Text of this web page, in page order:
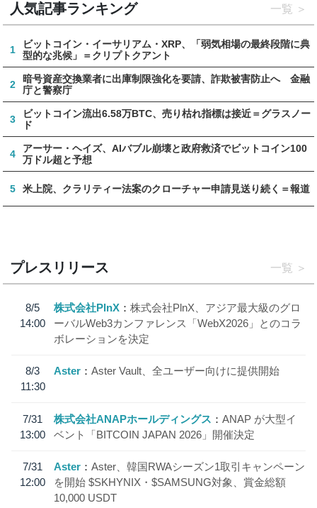
人気記事ランキング 一覧
1
ビットコイン・イーサリアム・XRP、「弱気相場の最終段階に典
型的な兆候」＝クリプトクアント
2
暗号資産交換業者に出庫制限強化を要請、詐欺被害防止へ 金融
庁と警察庁
3
ビットコイン流出6.58万BTC、売り枯れ指標は接近＝グラスノー
ド
4
アーサー・ヘイズ、AIバブル崩壊と政府救済でビットコイン100
万ドル超と予想
5 米上院、クラリティー法案のクローチャー申請見送り続く＝報道
プレスリリース 一覧
8/5
14:00
株式会社PlnX
株式会社PlnX、アジア最大級のグロ
ーバルWeb3カンファレンス「WebX2026」とのコラ
ボレーションを決定
8/3
11:30
Aster Aster Vault、全ユーザー向けに提供開始
7/31
13:00
株式会社ANAPホールディングス
ANAP が大型イ
ベント「BITCOIN JAPAN 2026」開催決定
7/31
12:00
Aster
Aster、韓国RWAシーズン1取引キャンペーン
を開始 $SKHYNIX・$SAMSUNG対象、賞金総額
10,000 USDT